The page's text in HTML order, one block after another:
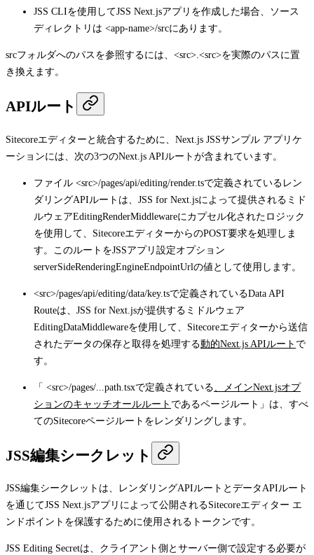
JSS CLIを使用してJSS Next.jsアプリを作成した場合、ソース
ディレクトリは <app-name>/srcにあります。
srcフォルダへのパスを参照するには、 <src> <src>を実際のパスに置
き換えます。
APIルート
Sitecoreエディターと統合するために、Next.js JSSサンプル アプリケ
ーションには、次の3つのNext.js APIルートが含まれています。
ファイル <src>/pages/api/editing/render.tsで定義されているレン
ダリングAPIルートは、JSS for Next.jsによって提供されるミド
ルウェアEditingRenderMiddlewareにカプセル化されたロジック
を使用して、SitecoreエディターからのPOST要求を処理しま
す。このルートをJSSアプリ設定オプション
serverSideRenderingEngineEndpointUrlの値として使用します。
<src>/pages/api/editing/data/key.tsで定義されているData API
Routeは、JSS for Next.jsが提供するミドルウェア
EditingDataMiddlewareを使用して、Sitecoreエディターから送信
されたデータの保存と取得を処理する動的Next.js APIルート で
す。
「 <src>/pages/...path.tsxで定義されている 、メインNext.jsオプ
ションのキャッチオールルート であるページルート」は、すべ
てのSitecoreページルートをレンダリングします。
JSS編集シークレット
JSS編集シークレットは、レンダリングAPIルートとデータAPIルート
を通じてJSS Next.jsアプリによって公開されるSitecoreエディター エ
ンドポイントを保護するために使用されるトークンです。
JSS Editing Secretは、クライアント側とサーバー側で設定する必要が